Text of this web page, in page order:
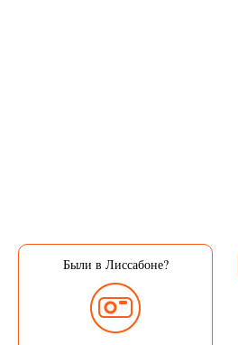
Были в Лиссабоне?